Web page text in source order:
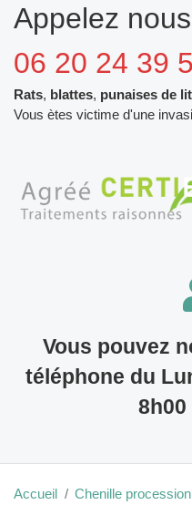
Appelez
06 20 24 39
Rats, blattes, punaises de lit
Vous ètes victime d'une
Vous pouvez
téléphone du
8h00
Accueil
Chenille